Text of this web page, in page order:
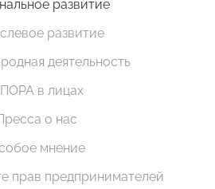
развитие
развитие
деятельность
в лицах
о нас
мнение
прав предпринимателей